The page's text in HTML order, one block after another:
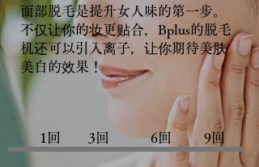
面部脱毛是提升女人味的第一步。
不仅让你的妆更贴合，Bplus的脱毛
机还可以引入离子，让你期待美肤
美白的效果！
​ 1回 3回 6回 9回